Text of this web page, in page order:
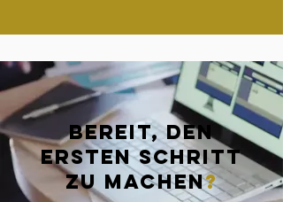
Bereit, den
ersten Schritt
zu machen?